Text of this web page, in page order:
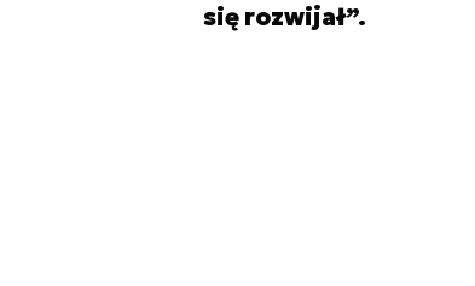
się rozwijał”.